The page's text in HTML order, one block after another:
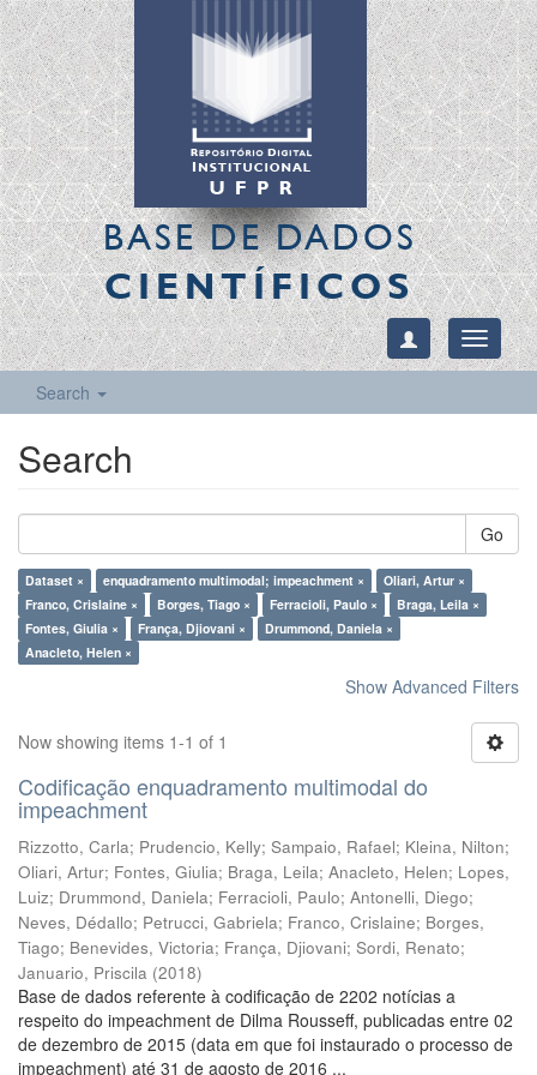
BASE DE DADOS
CIENTÍFICOS
Toggle
Search
Search
Go
Dataset × enquadramento multimodal; impeachment ×
Oliari, Artur ×
Franco, Crislaine ×
Borges, Tiago × Ferracioli, Paulo ×
Braga, Leila ×
Fontes, Giulia ×
França, Djiovani ×
Drummond, Daniela ×
Anacleto, Helen ×
Show Advanced Filters
Now showing items 1-1 of 1
Codificação enquadramento multimodal do
impeachment
Rizzotto, Carla; Prudencio, Kelly; Sampaio, Rafael; Kleina, Nilton;
Oliari, Artur; Fontes, Giulia; Braga, Leila; Anacleto, Helen; Lopes,
Luiz; Drummond, Daniela; Ferracioli, Paulo; Antonelli, Diego;
Neves, Dédallo; Petrucci, Gabriela; Franco, Crislaine; Borges,
Tiago; Benevides, Victoria; França, Djiovani; Sordi, Renato;
Januario, Priscila (2018)
Base de dados referente à codificação de 2202 notícias a
respeito do impeachment de Dilma Rousseff, publicadas entre 02
de dezembro de 2015 (data em que foi instaurado o processo de
impeachment) até 31 de agosto de 2016 ...